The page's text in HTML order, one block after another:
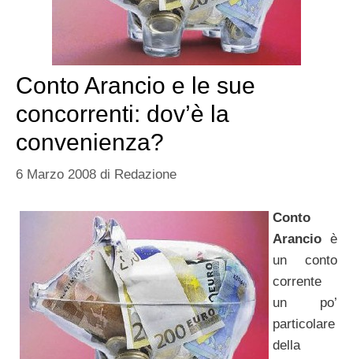
Conto Arancio e le sue
concorrenti: dov’è la
convenienza?
6 Marzo 2008 di Redazione
Conto
Arancio è
un conto
corrente
un po’
particolare
della